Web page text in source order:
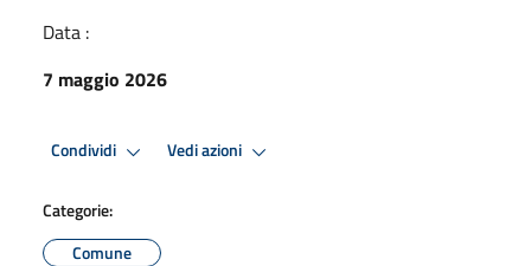
Data :
7 maggio 2026
Condividi Vedi azioni
Categorie:
Comune